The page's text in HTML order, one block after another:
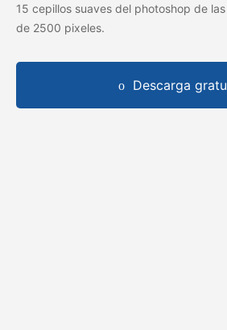
15 cepillos suaves del photoshop de
de 2500 pixeles.
Descarga